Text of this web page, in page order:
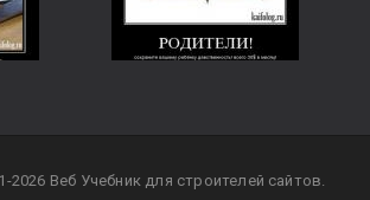
2026 Веб Учебник для строителей сайтов.